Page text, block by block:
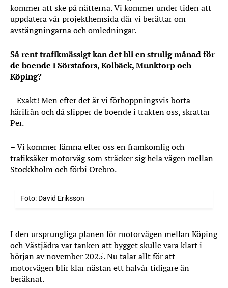
kommer att ske på nätterna. Vi kommer under tiden att
uppdatera vår projekthemsida där vi berättar om
avstängningarna och omledningar.
Så rent trafikmässigt kan det bli en strulig månad för
de boende i Sörstafors, Kolbäck, Munktorp och
Köping?
– Exakt! Men efter det är vi förhoppningsvis borta
härifrån och då slipper de boende i trakten oss, skrattar
Per.
– Vi kommer lämna efter oss en framkomlig och
trafiksäker motorväg som sträcker sig hela vägen mellan
Stockkholm och förbi Örebro.
Foto: David Eriksson
I den ursprungliga planen för motorvägen mellan Köping
och Västjädra var tanken att bygget skulle vara klart i
början av november 2025. Nu talar allt för att
motorvägen blir klar nästan ett halvår tidigare än
beräknat.